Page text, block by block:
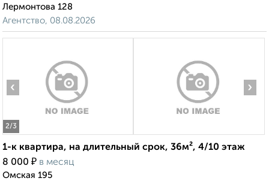
Лермонтова 128
Агентство, 08.08.2026
2/3
‹ ›
1-к квартира, на длительный срок, 36м², 4/10 этаж
8 000 ₽ в месяц
Омская 195